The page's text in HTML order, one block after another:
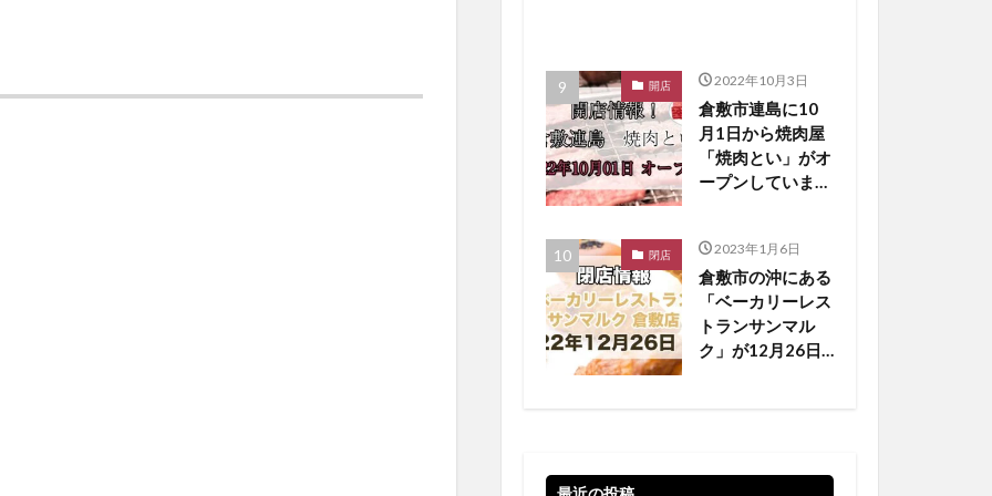
開店 2022年10月3日
倉敷市連島に10
月1日から焼肉屋
「焼肉とい」がオ
ープンしていま
閉店 2023年1月6日
倉敷市の沖にある
「ベーカリーレス
トランサンマル
ク」が12月26日